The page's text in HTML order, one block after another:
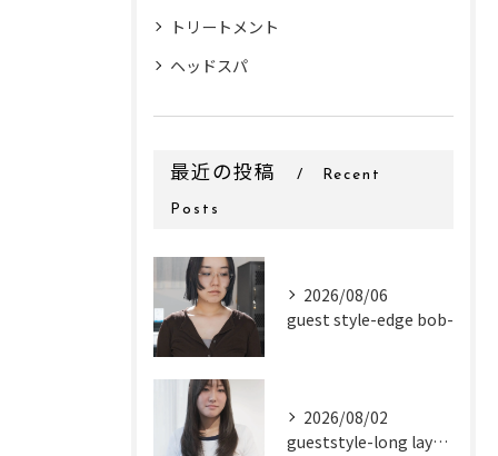
トリートメント
ヘッドスパ
最近の投稿 Recent
Posts
2026/08/06
guest style-edge bob-
2026/08/02
gueststyle-long layer-